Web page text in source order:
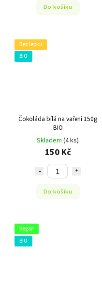
Do košíku
Bez lepku
BIO
Čokoláda bílá na vaření 150g
BIO
Skladem (4 ks)
150 Kč
Do košíku
Vegan
BIO